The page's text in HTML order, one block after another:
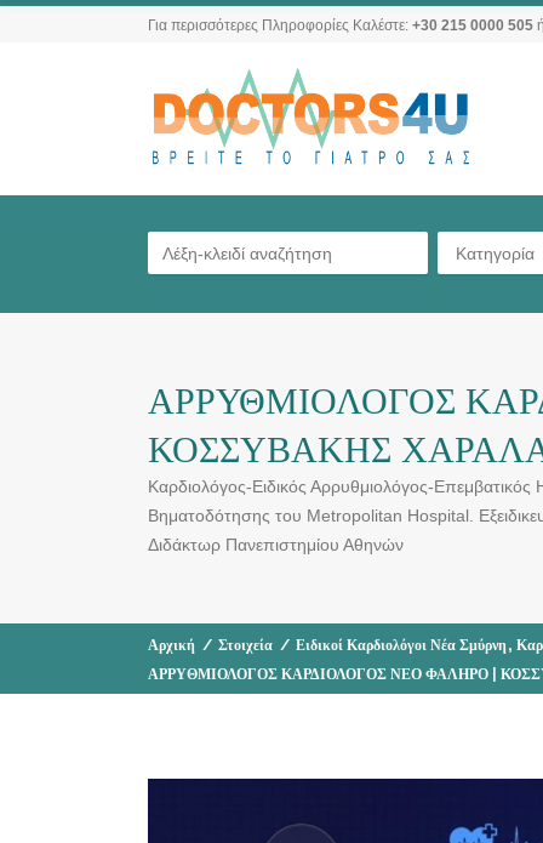
Για περισσότερες Πληροφορίες Καλέστε: +30 215 0000 505
Κατηγορία
ΑΡΡΥΘΜΙΟΛΟΓΟΣ
ΚΟΣΣΥΒΑΚΗΣ
Καρδιολόγος-Ειδικός Αρρυθμιολόγος-Επεμβατικός
Βηματοδότησης του Metropolitan Hospital.
Διδάκτωρ Πανεπιστημίου Αθηνών
Αρχική / Στοιχεία / Ειδικοί Καρδιολόγοι Νέα Σμύρνη ,
ΑΡΡΥΘΜΙΟΛΟΓΟΣ ΚΑΡΔΙΟΛΟΓΟΣ ΝΕΟ ΦΑΛΗΡΟ |